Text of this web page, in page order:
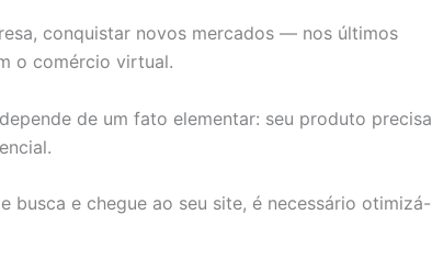
conquistar novos mercados — nos últimos
o comércio virtual.
depende de um fato elementar: seu produto precisa
busca e chegue ao seu site, é necessário otimizá-